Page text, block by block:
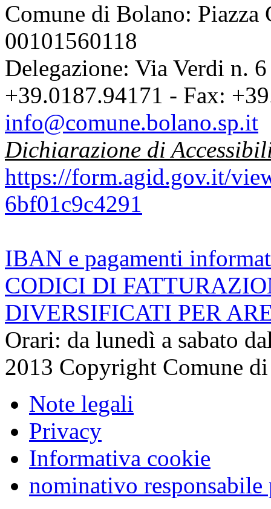
Comune di Bolano:
00101560118
Delegazione: Via Verdi n.
+39.0187.94171 - Fax:
info@comune.bolano.sp.it
Dichiarazione di
https://form.agid.gov.it/
6bf01c9c4291
IBAN e pagamenti
CODICI DI
DIVERSIFICATI PER
Orari: da lunedì a sabato
2013 Copyright Comune
Note legali
Privacy
Informativa cookie
nominativo